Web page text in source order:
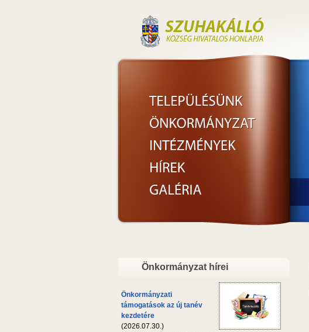
Önkormányzat hírei
Önkormányzati
támogatások az új tanév
kezdetére
(2026.07.30.)